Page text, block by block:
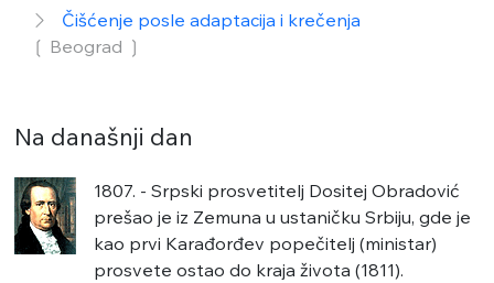
Čišćenje posle adaptacija i krečenja
❲ Beograd ❳
Na današnji dan
1807. - Srpski prosvetitelj Dositej Obradović
prešao je iz Zemuna u ustaničku Srbiju, gde je
kao prvi Karađorđev popečitelj (ministar)
prosvete ostao do kraja života (1811).